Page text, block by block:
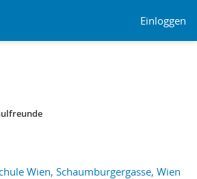
Einloggen
Wien, Schaumburgergasse, Wien